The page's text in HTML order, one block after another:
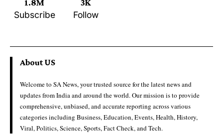
1.8M
Subscribe
3K
Follow
About US
Welcome to SA News, your trusted source for the latest news and
updates from India and around the world. Our mission is to provide
comprehensive, unbiased, and accurate reporting across various
categories including Business, Education, Events, Health, History,
Viral, Politics, Science, Sports, Fact Check, and Tech.